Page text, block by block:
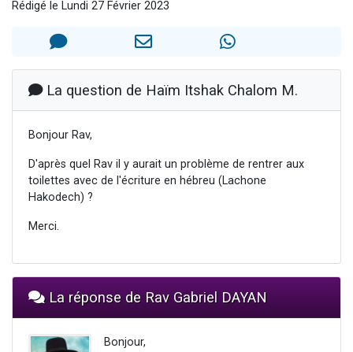
Odaya vient de donner son Maasser
2 personnes viennent de faire un don pour Tsédaka : pauvres d'Israel
Rédigé le Lundi 27 Février 2023
La question de Haïm Itshak Chalom M.
Bonjour Rav,
D'après quel Rav il y aurait un problème de rentrer aux
toilettes avec de l'écriture en hébreu (Lachone
Hakodech) ?
Merci.
La réponse de Rav Gabriel DAYAN
Bonjour,